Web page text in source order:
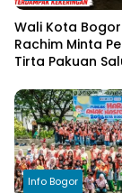
Wali Kota
Rachim Minta
Tirta Pakuan
Terdampak
Info Bogor